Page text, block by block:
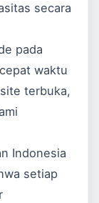
secara
pada
waktu
terbuka,
Indonesia
setiap